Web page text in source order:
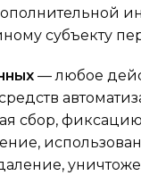
субъекту
— любое
сбор,